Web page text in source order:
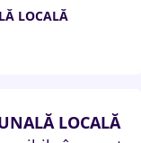
LOCALĂ
LOCALĂ